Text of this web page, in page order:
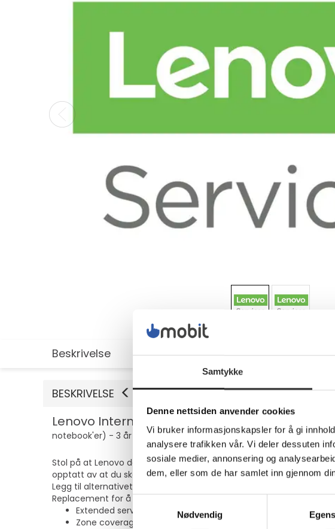
Samtykke
Denne nettsiden anvender cookies
Vi bruker informasjonskapsler for å gi
analysere trafikken vår. Vi deler dessuten
sosiale medier, annonsering og
dem, eller som de har samlet inn gjennom
Nødvendig
Beskrivelse Utvidet informasjon Teknisk
BESKRIVELSE
Lenovo International Services Entitlement
notebook'er) - 3 år - for ThinkPad X1 Yoga Gen 8; X13 Yoga Gen 3;
Stol på at Lenovo dekker hele livssyklusen til IT-ressursene dine,
opptatt av at du skal være fornøyd og lykkes, og tilbyr en portefølje
Legg til alternativet International Service Entitlement til systemet
Replacement for å utvide Lenovos serviceoppgraderinger utover
Extended service agreement for comprehensive coverage
Zone coverage extension to ensure global support